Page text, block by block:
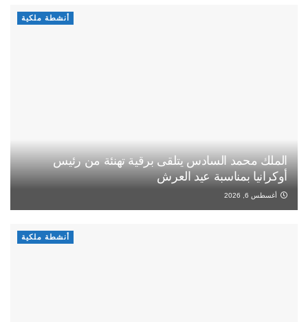
أنشطة ملكية
الملك محمد السادس يتلقى برقية تهنئة من رئيس
أوكرانيا بمناسبة عيد العرش
أغسطس 6, 2026
أنشطة ملكية